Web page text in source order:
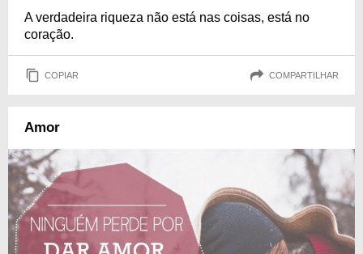
A verdadeira riqueza não está nas coisas, está no
coração.
COPIAR COMPARTILHAR
Amor